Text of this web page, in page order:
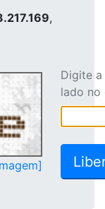
,
Digite
lado no